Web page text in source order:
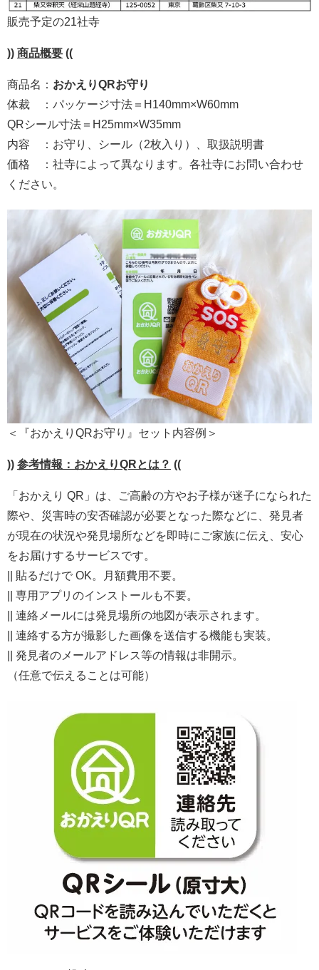
販売予定の21社寺
)) 商品概要 ((
商品名： おかえりQRお守り
体裁 ：パッケージ寸法＝H140mm×W60mm
QRシール寸法＝H25mm×W35mm
内容 ：お守り、シール（2枚入り）、取扱説明書
価格 ：社寺によって異なります。各社寺にお問い合わせ
ください。
＜『おかえりQRお守り』セット内容例＞
)) 参考情報：おかえりQRとは？ ((
「おかえり QR」は、ご高齢の方やお子様が迷子になられた
際や、災害時の安否確認が必要となった際などに、発見者
が現在の状況や発見場所などを即時にご家族に伝え、安心
をお届けするサービスです。
|| 貼るだけで OK。月額費用不要。
|| 専用アプリのインストールも不要。
|| 連絡メールには発見場所の地図が表示されます。
|| 連絡する方が撮影した画像を送信する機能も実装。
|| 発見者のメールアドレス等の情報は非開示。
（任意で伝えることは可能）